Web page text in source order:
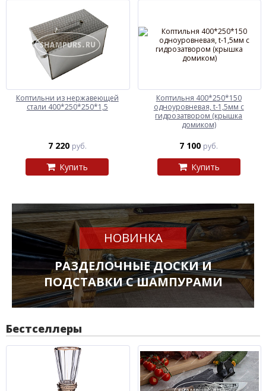
Коптильни из нержавеющей
стали 400*250*250*1,5
7 220 руб.
Купить
Коптильня 400*250*150
одноуровневая, t-1,5мм с
гидрозатвором (крышка
домиком)
7 100 руб.
Купить
НОВИНКА
РАЗДЕЛОЧНЫЕ ДОСКИ И
ПОДСТАВКИ С ШАМПУРАМИ
Бестселлеры